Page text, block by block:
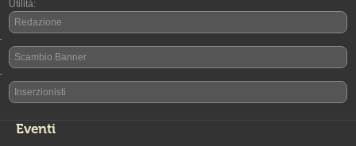
Utilità:
Redazione
-
Scambio Banner
-
Inserzionisti
Eventi